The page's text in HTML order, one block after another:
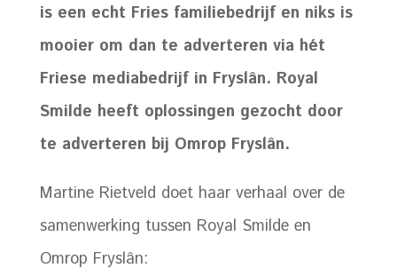
is een echt Fries familiebedrijf en niks is
mooier om dan te adverteren via hét
Friese mediabedrijf in Fryslân. Royal
Smilde heeft oplossingen gezocht door
te adverteren bij Omrop Fryslân.
Martine Rietveld doet haar verhaal over de
samenwerking tussen Royal Smilde en
Omrop Fryslân: